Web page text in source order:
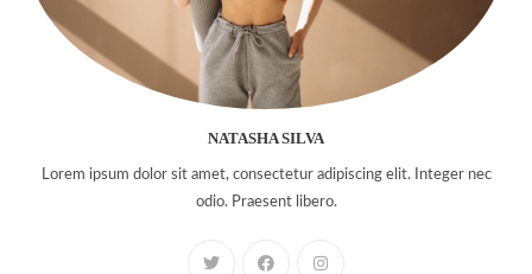
NATASHA SILVA
Lorem ipsum dolor sit amet, consectetur adipiscing elit. Integer nec
odio. Praesent libero.